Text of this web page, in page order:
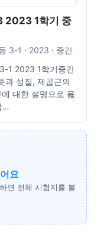
2023 1학기 중
3-1 · 2023 · 중간
1 2023 1학기중간
과 성질, 제곱근의
대한 설명으로 옳
…
요
면 전체 시험지를 볼